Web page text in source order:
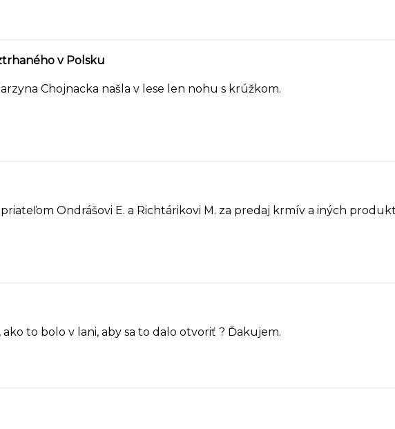
v Polsku
Chojnacka našla v lese len nohu s krúžkom.
Ondrášovi E. a Richtárikovi M. za predaj krmív a iných
to bolo v lani, aby sa to dalo otvoriť ? Ďakujem.